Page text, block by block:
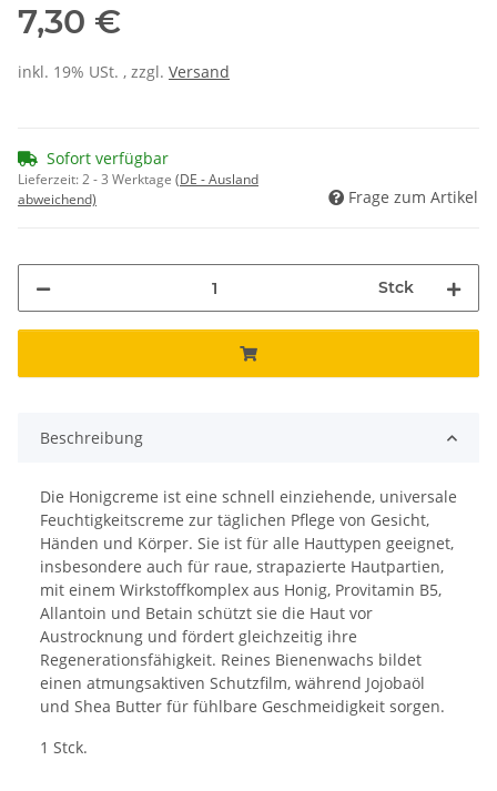
7,30 €
inkl. 19% USt. , zzgl. Versand
Sofort verfügbar
Lieferzeit:2 - 3 Werktage (DE - Ausland
abweichend)
Frage zum Artikel
Stck
Beschreibung
Die Honigcreme ist eine schnell einziehende, universale
Feuchtigkeitscreme zur täglichen Pflege von Gesicht,
Händen und Körper. Sie ist für alle Hauttypen geeignet,
insbesondere auch für raue, strapazierte Hautpartien,
mit einem Wirkstoffkomplex aus Honig, Provitamin B5,
Allantoin und Betain schützt sie die Haut vor
Austrocknung und fördert gleichzeitig ihre
Regenerationsfähigkeit. Reines Bienenwachs bildet
einen atmungsaktiven Schutzfilm, während Jojobaöl
und Shea Butter für fühlbare Geschmeidigkeit sorgen.
1 Stck.